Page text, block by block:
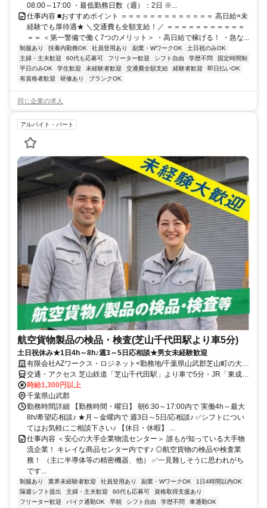
08:00～17:00 ・最低勤務日数（週）：2日 ※...
仕事内容 ■おすすめポイント ＝＝＝＝＝＝＝＝＝＝＝＝＝ 高日給×未
経験でも厚待遇★ ＼交通費も全額支給！／ ＝＝＝＝＝＝＝＝＝＝＝
＝＝ ＜第一警備で働く7つのメリット＞ ・高日給で稼げる！ ・急な...
制服あり 扶養内勤務OK 社員登用あり 副業・WワークOK
土日祝のみOK
主婦・主夫歓迎
60代も応募可 フリーター歓迎 シフト自由 学歴不問
固定時間制
平日のみOK
学生歓迎 未経験者歓迎 交通費全額支給 経験者歓迎
即日払いOK
有資格者歓迎
研修あり ブランクOK
同じ企業の求人
アルバイト・パート
航空貨物製品の検品・検査(芝山千代田駅より車5分)
土日祝休み★1日4h～8h♪週3～5日応相談★男女未経験歓迎
有限会社AZワークス・ロジネット<勤務地/千葉県山武郡芝山町の大手
企業物流センター内>
交通・アクセス 芝山鉄道「芝山千代田駅」より車で5分・JR「東成田
駅」より車で12分 ★車・バイク通勤OK
時給1,300円以上
千葉県山武郡
勤務時間詳細 【勤務時間・曜日】 朝6:30～17:00内で 実働4h～最大
8h/希望応相談♪ ★月～金曜内で 週3日～5日/応相談♪ ✅シフトについ
てはお気軽にご相談下さい♪ 【休日・休暇】 ...
仕事内容 ＜安心の大手企業物流センター＞ 誰もが知っている大手物
流企業！ キレイな商品センター内です♪ ◎航空貨物の検品や検査業
務！ （主に半導体等の精密機器、他） ✅一見難しそうに思われがち
です...
制服あり 業界未経験者歓迎 社員登用あり 副業・WワークOK
1日4時間以内OK
隔週シフト提出
主婦・主夫歓迎 60代も応募可
資格取得支援あり
フリーター歓迎
バイク通勤OK 早朝 シフト自由 学歴不問 車通勤OK